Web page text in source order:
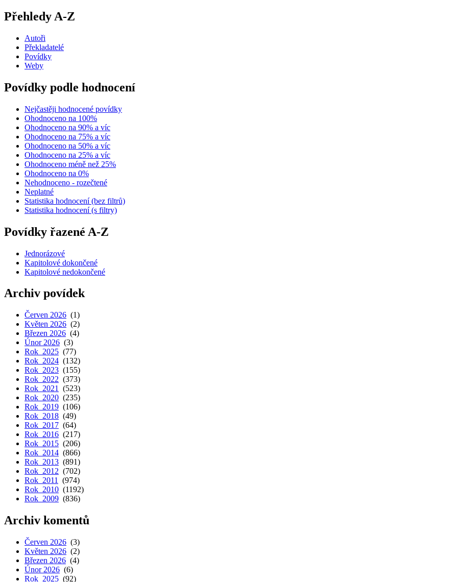
Přehledy A-Z
Autoři
Překladatelé
Povídky
Weby
Povídky podle hodnocení
Nejčastěji hodnocené povídky
Ohodnoceno na 100%
Ohodnoceno na 90% a víc
Ohodnoceno na 75% a víc
Ohodnoceno na 50% a víc
Ohodnoceno na 25% a víc
Ohodnoceno méně než 25%
Ohodnoceno na 0%
Nehodnoceno - rozečtené
Neplatné
Statistika hodnocení (bez filtrů)
Statistika hodnocení (s filtry)
Povídky řazené A-Z
Jednorázové
Kapitolové dokončené
Kapitolové nedokončené
Archiv povídek
Červen 2026 (1)
Květen 2026 (2)
Březen 2026 (4)
Únor 2026 (3)
Rok 2025 (77)
Rok 2024 (132)
Rok 2023 (155)
Rok 2022 (373)
Rok 2021
(523)
Rok 2020 (235)
Rok 2019 (106)
Rok 2018 (49)
Rok 2017 (64)
Rok 2016 (217)
Rok 2015 (206)
Rok 2014 (866)
Rok 2013 (891)
Rok 2012 (702)
Rok 2011
(974)
Rok 2010 (1192)
Rok 2009 (836)
Archiv komentů
Červen 2026 (3)
Květen 2026 (2)
Březen 2026 (4)
Únor 2026 (6)
Rok 2025 (92)